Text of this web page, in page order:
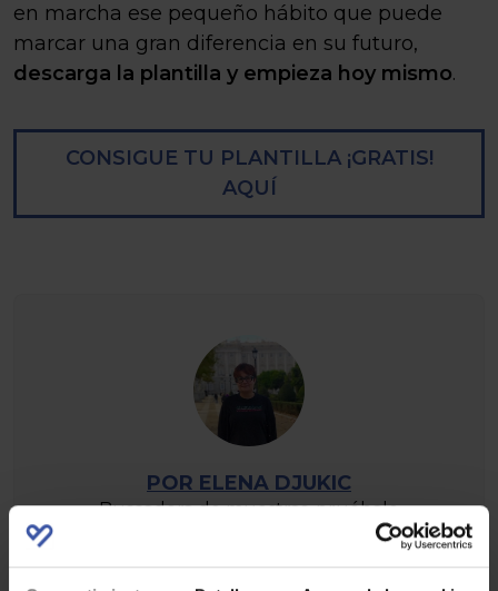
en marcha ese pequeño hábito que puede
marcar una gran diferencia en su futuro,
descarga la plantilla y empieza hoy mismo.
CONSIGUE TU PLANTILLA ¡GRATIS!
AQUÍ
POR ELENA DJUKIC
Buscadora de muestras, pruébalo
gratis, cupones y más promociones